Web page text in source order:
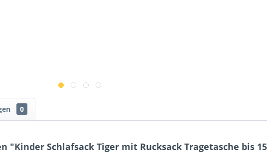
0
"Kinder Schlafsack Tiger mit Rucksack Tragetasche bis